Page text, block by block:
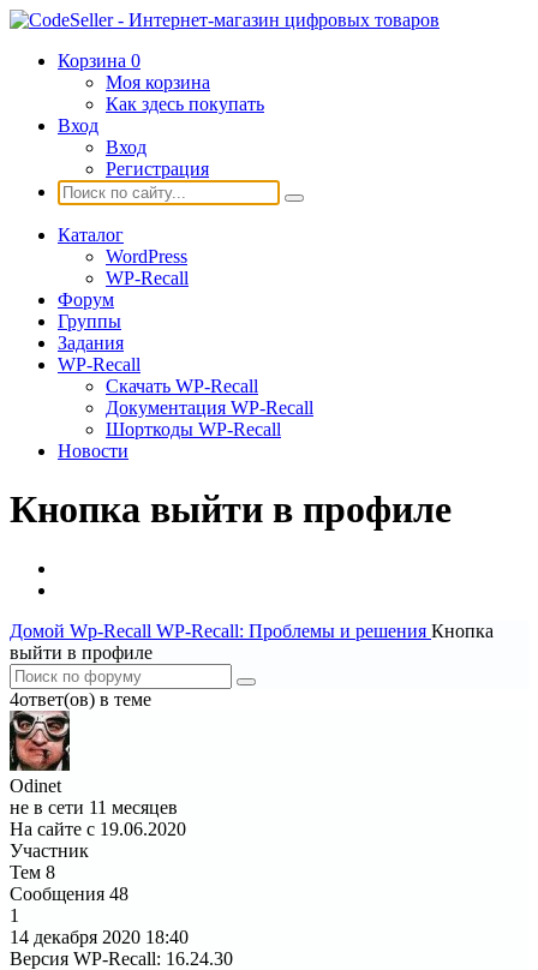
Корзина 0
Моя корзина
Как здесь покупать
Вход
Вход
Регистрация
Каталог
WordPress
WP-Recall
Форум
Группы
Задания
WP-Recall
Скачать WP-Recall
Документация WP-Recall
Шорткоды WP-Recall
Новости
Кнопка выйти в профиле
Домой Wp-Recall WP-Recall: Проблемы и решения Кнопка
выйти в профиле
4ответ(ов) в теме
Odinet
не в сети 11 месяцев
На сайте с 19.06.2020
Участник
Тем 8
Сообщения 48
1
14 декабря 2020 18:40
Версия WP-Recall: 16.24.30